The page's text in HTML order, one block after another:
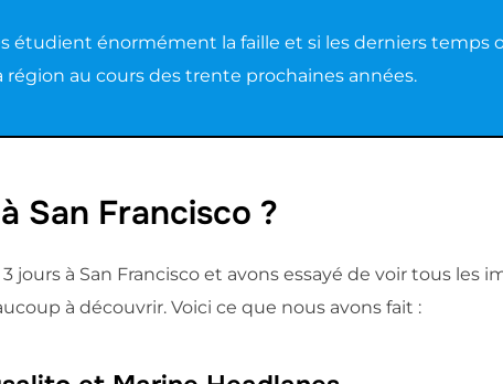
étudient énormément la faille et si les derniers temps
région au cours des trente prochaines années.
San Francisco ?
jours à San Francisco et avons essayé de voir tous les
à découvrir. Voici ce que nous avons fait :